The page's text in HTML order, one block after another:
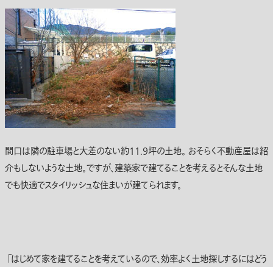
間口は隣の駐車場と大差のない約11.9坪の土地。 おそらく不動産屋は紹
介もしないような土地。ですが、建築家で建てることを考えるとそんな土地
でも快適でスタイリッシュな住まいが建てられます。
「はじめて家を建てることを考えているので、効率よく土地探しするにはどう